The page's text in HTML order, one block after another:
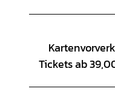
Tickets ab